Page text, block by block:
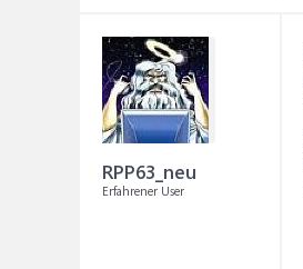
RPP63_neu
Erfahrener User